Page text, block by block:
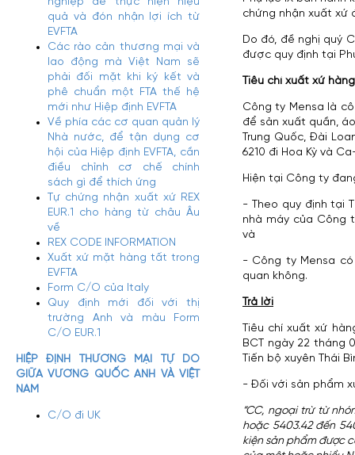
quả và đón nhận lợi ích từ
EVFTA
Các rào cản thương mại và
lao động mà Việt Nam sẽ
phải đối mặt khi ký kết và
phê chuẩn một FTA thế hệ
mới như Hiệp định EVFTA
Về phía các cơ quan quản lý
Nhà nước, để tận dụng cơ
hội của Hiệp định EVFTA, cần
điều chỉnh cơ chế chính
sách gì để thích ứng
Tự chứng nhận xuất xứ REX
EUR.1 cho hàng từ châu Âu
về
REX CODE INFORMATION
Xuất xứ mặt hàng tất trong
EVFTA
Form C/O của Italy
Quy định mới đối với thị
trường Anh và màu Form
C/O EUR.1
HIỆP ĐỊNH THƯƠNG MẠI TỰ DO
GIỮA VƯƠNG QUỐC ANH VÀ VIỆT
NAM
C/O đi UK
chứng nhận xuất xứ
Do đó, đề nghị quý
được quy định tại
Tiêu chí xuất xứ
Công ty Mensa là
để sản xuất quần,
Trung Quốc, Đài
6210 đi Hoa Kỳ và
Hiện tại Công ty
- Theo quy định tại
nhà máy của Công
và
- Công ty Mensa
quan không.
Trả lời
Tiêu chí xuất xứ
BCT ngày 22 tháng
Tiến bộ xuyên Thái
- Đối với sản phẩm
“CC, ngoại trừ từ
hoặc 5403.42 đến
kiện sản phẩm được